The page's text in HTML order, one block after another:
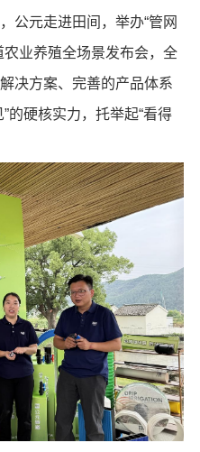
公元走进田间，举办“管网
业养殖全场景发布会，全
决方案、完善的产品体系
的硬核实力，托举起“看得